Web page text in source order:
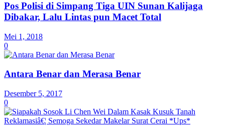
Pos Polisi di Simpang Tiga UIN Sunan Kalijaga
Dibakar, Lalu Lintas pun Macet Total
Mei 1, 2018
0
Antara Benar dan Merasa Benar
Desember 5, 2017
0